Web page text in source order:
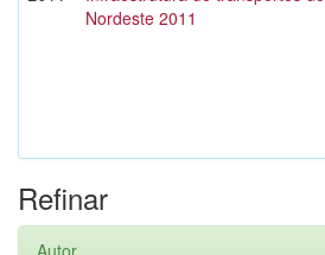
Nordeste 2011
Refinar
Autor